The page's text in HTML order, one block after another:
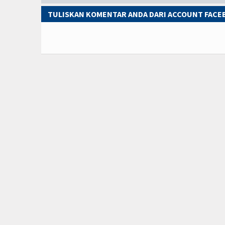
TULISKAN KOMENTAR ANDA DARI ACCOUNT